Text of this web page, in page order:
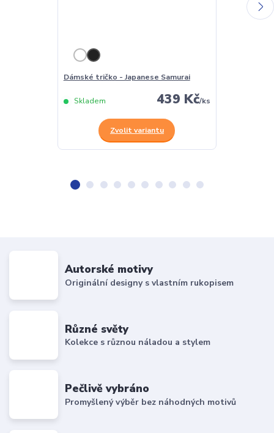
Dámské tričko - Japanese Samurai
439 Kč/ks
Skladem
Zvolit variantu
Autorské motivy
Originální designy s vlastním rukopisem
Různé světy
Kolekce s různou náladou a stylem
Pečlivě vybráno
Promyšlený výběr bez náhodných motivů